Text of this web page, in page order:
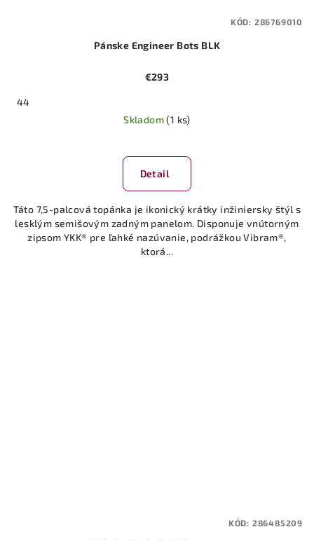
Pánske Engineer Bots BLK
€293
44
Skladom(1 ks)
Detail
Táto 7,5-palcová topánka je ikonický krátky inžiniersky štýl s
lesklým semišovým zadným panelom. Disponuje vnútorným
zipsom YKK® pre ľahké nazúvanie, podrážkou Vibram®,
ktorá...
KÓD: 286769010
KÓD: 286485209